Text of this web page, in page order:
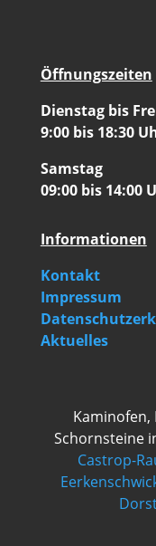
Öffnungszeiten
Dienstag bis
9:00 bis 18:30
Samstag
09:00 bis 14:00
Informationen
Kontakt
Impressum
Aktuelles
Kaminofen,
Schornsteine
Castrop-